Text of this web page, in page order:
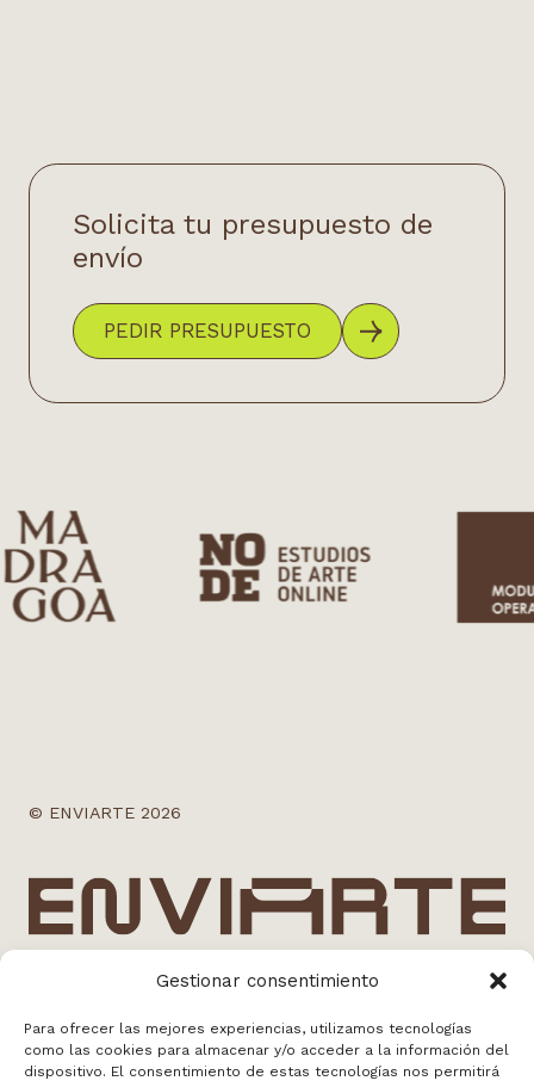
Gestionar consentimiento
Para ofrecer las mejores experiencias, utilizamos tecnologías
como las cookies para almacenar y/o acceder a la información del
dispositivo. El consentimiento de estas tecnologías nos permitirá
Solicita tu presupuesto de
envío
PEDIR PRESUPUESTO
© ENVIARTE 2026
info@enviarte.art
+34 613 010 384